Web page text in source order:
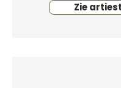
Zie artiest